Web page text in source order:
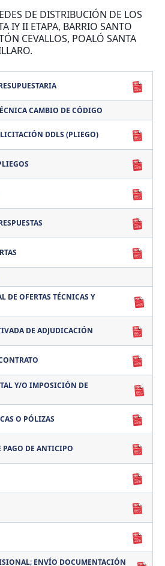
DE DISTRIBUCIÓN DE LOS
IY II ETAPA, BARRIO SANTO
CEVALLOS, POALÓ SANTA
CAMBIO DE CÓDIGO
DDLS (PLIEGO)
DE OFERTAS TÉCNICAS Y
DE ADJUDICACIÓN
Y/O IMPOSICIÓN DE
O PÓLIZAS
DE ANTICIPO
ENVÍO DOCUMENTACIÓN